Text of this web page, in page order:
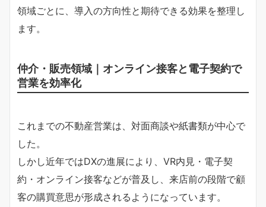
領域ごとに、導入の方向性と期待できる効果を整理し
ます。
仲介・販売領域｜オンライン接客と電子契約で
営業を効率化
これまでの不動産営業は、対面商談や紙書類が中心で
した。
しかし近年ではDXの進展により、VR内見・電子契
約・オンライン接客などが普及し、来店前の段階で顧
客の購買意思が形成されるようになっています。